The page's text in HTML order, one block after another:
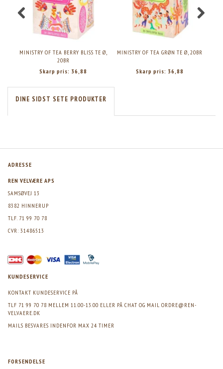
MINISTRY OF TEA BERRY BLISS TE Ø,
20BR
Skarp pris: 36,88
MINISTRY OF TEA GRØN TE Ø, 20BR
Skarp pris: 36,88
DINE SIDST SETE PRODUKTER
ADRESSE
REN VELVÆRE APS
SAMSØVEJ 13
8382 HINNERUP
TLF. 71 99 70 78
CVR: 31486513
KUNDESERVICE
KONTAKT KUNDESERVICE PÅ
TLF 71 99 70 78 MELLEM 11.00-13.00 ELLER PÅ CHAT OG MAIL ORDRE@REN-
VELVAERE.DK
MAILS BESVARES INDENFOR MAX 24 TIMER
FORSENDELSE